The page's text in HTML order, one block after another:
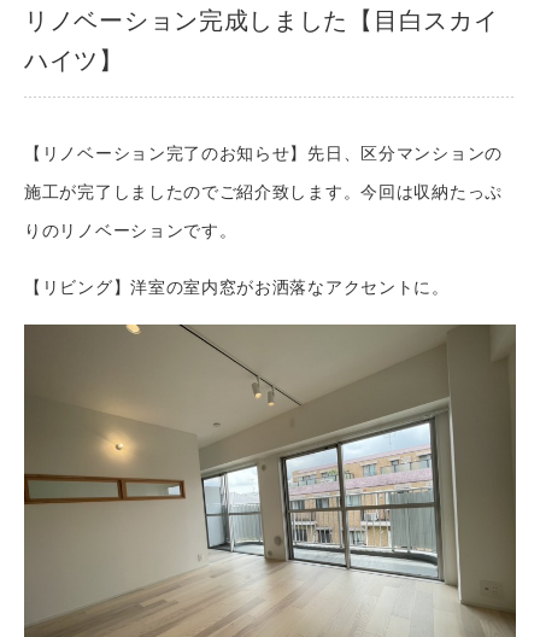
リノベーション完成しました【目白スカイ
ハイツ】
【リノベーション完了のお知らせ】先日、区分マンションの
施工が完了しましたのでご紹介致します。今回は収納たっぷ
りのリノベーションです。
【リビング】洋室の室内窓がお洒落なアクセントに。